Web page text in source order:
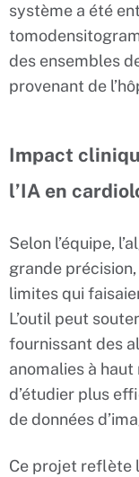
système a été
des ensembles
provenant de
Impact
l’IA en
Selon l’équipe,
grande
limites qui
L’outil peut
fournissant des
anomalies à
d’étudier plus
de données
Ce projet reflète